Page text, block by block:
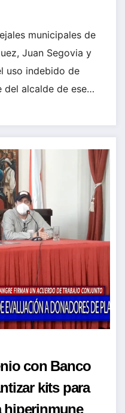
municipales de
Juan Segovia y
uso indebido de
del alcalde de ese…
con Banco
kits para
hiperinmune